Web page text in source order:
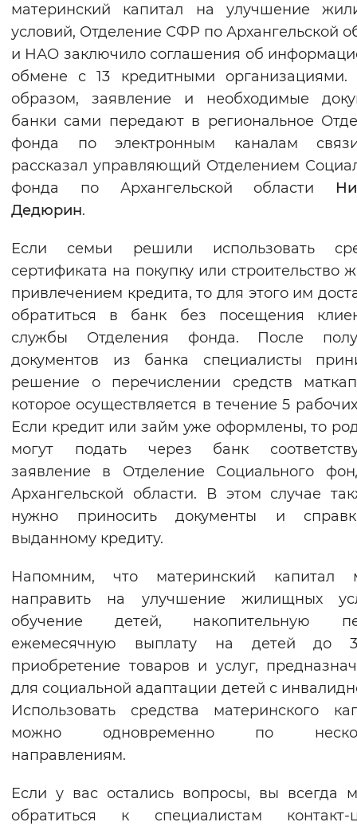
материнский капитал на улучшение
условий, Отделение СФР по Архангельской
и НАО заключило соглашения об
обмене с 13 кредитными организациями.
образом, заявление и необходимые
банки сами передают в региональное
фонда по электронным каналам
рассказал управляющий Отделением
фонда по Архангельской области
Дедюрин.
Если семьи решили использовать
сертификата на покупку или строительство
привлечением кредита, то для этого им
обратиться в банк без посещения
службы Отделения фонда. После
документов из банка специалисты
решение о перечислении средств
которое осуществляется в течение 5
Если кредит или займ уже оформлены, то
могут подать через банк
заявление в Отделение Социального
Архангельской области. В этом случае
нужно приносить документы и
выданному кредиту.
Напомним, что материнский капитал
направить на улучшение жилищных
обучение детей, накопительную
ежемесячную выплату на детей до
приобретение товаров и услуг,
для социальной адаптации детей с
Использовать средства материнского
можно одновременно по
направлениям.
Если у вас остались вопросы, вы всегда
обратиться к специалистам контакт-